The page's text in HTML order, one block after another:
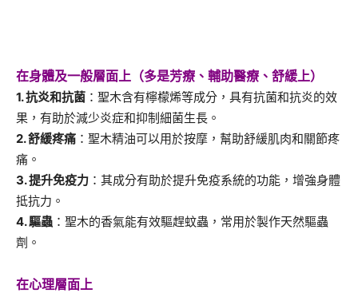
在身體及一般層面上（多是芳療、輔助醫療、舒緩上）
1. 抗炎和抗菌 ：聖木含有檸檬烯等成分，具有抗菌和抗炎的效
果，有助於減少炎症和抑制細菌生長。
2. 舒緩疼痛 ：聖木精油可以用於按摩，幫助舒緩肌肉和關節疼
痛。
3. 提升免疫力 ：其成分有助於提升免疫系統的功能，增強身體
抵抗力。
4. 驅蟲 ：聖木的香氣能有效驅趕蚊蟲，常用於製作天然驅蟲
劑。
在心理層面上